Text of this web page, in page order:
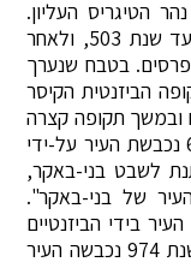
הטיגריס העליון.
חוזה החלוקה החזיק מעמד מספר שנים עד שנת 503, ולאחר
הפרסים. בטבח שנערך
תושבים. בתקופה הביזנטית הקיסר
הביצורים ובמשך תקופה קצרה
עוברת השליטה בעיר מיד ליד. בשנת 636 נכבשת העיר על-ידי
לשבט בני-באקר,
של בני-באקר".
העיר בידי הביזנטיים
(בשנים: 856, 957 ואילך) ואלה כשלו. בשנת 974 נכבשה העיר